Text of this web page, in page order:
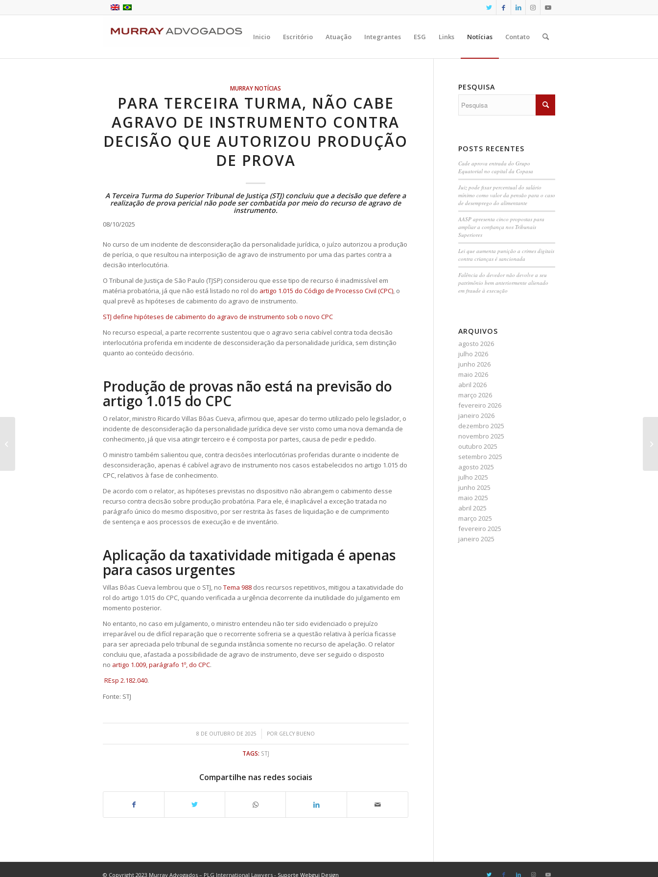
Inicio Escritório Atuação Integrantes ESG Links Notícias Contato
MURRAY NOTÍCIAS
PARA TERCEIRA TURMA, NÃO CABE
AGRAVO DE INSTRUMENTO CONTRA
DECISÃO QUE AUTORIZOU PRODUÇÃO
DE PROVA
A Terceira Turma do Superior Tribunal de Justiça (STJ) concluiu que a decisão que defere a
realização de prova pericial não pode ser combatida por meio do recurso deagravo de
instrumento.
08/10/2025
No curso de um incidente de desconsideração da personalidade jurídica, o juízo autorizou a produção
de perícia, o que resultou na interposição de agravo de instrumento por uma das partes contra a
decisão interlocutória.
O Tribunal de Justiça de São Paulo (TJSP) considerou que esse tipo de recurso é inadmissível em
matéria probatória, já que não está listado no rol do artigo 1.015 do Código de Processo Civil (CPC), o
qual prevê as hipóteses de cabimento do agravo de instrumento.
STJ define hipóteses de cabimento do agravo de instrumento sob o novo CPC
No recurso especial, a parte recorrente sustentou que o agravo seria cabível contra toda decisão
interlocutória proferida em incidente de desconsideração da personalidade jurídica, sem distinção
quanto ao conteúdo decisório.
Produção de provas não está na previsão do
artigo 1.015 do CPC
O relator, ministro Ricardo Villas Bôas Cueva, afirmou que, apesar do termo utilizado pelo legislador, o
incidente de desconsideração da personalidade jurídica deve ser visto como uma nova demanda de
conhecimento, já que visa atingir terceiro e é composta por partes, causa de pedir e pedido.
O ministro também salientou que, contra decisões interlocutórias proferidas durante o incidente de
desconsideração, apenas é cabível agravo de instrumento nos casos estabelecidos no artigo 1.015 do
CPC, relativos à fase de conhecimento.
De acordo com o relator, as hipóteses previstas no dispositivo não abrangem o cabimento desse
recurso contra decisão sobre produção probatória. Para ele, é inaplicável a exceção tratada no
parágrafo único do mesmo dispositivo, por ser restrita às fases de liquidação e de cumprimento
de sentença e aos processos de execução e de inventário.
Aplicação da taxatividade mitigada é apenas
para casos urgentes
Villas Bôas Cueva lembrou que o STJ, no Tema 988 dos recursos repetitivos, mitigou a taxatividade do
rol do artigo 1.015 do CPC, quando verificada a urgência decorrente da inutilidade do julgamento em
momento posterior.
No entanto, no caso em julgamento, o ministro entendeu não ter sido evidenciado o prejuízo
irreparável ou de difícil reparação que o recorrente sofreria se a questão relativa à perícia ficasse
para ser apreciada pelo tribunal de segunda instância somente no recurso de apelação. O relator
concluiu que, afastada a possibilidade de agravo de instrumento, deve ser seguido o disposto
no artigo 1.009, parágrafo 1º, do CPC.
REsp 2.182.040.
Fonte: STJ
8 DE OUTUBRO DE 2025
/ POR GELCY BUENO
TAGS: STJ
Compartilhe nas redes sociais
PESQUISA
POSTS RECENTES
Cade aprova entrada do Grupo
Equatorial no capital da Copasa
Juiz pode fixar percentual do salário
mínimo como valor da pensão para o caso
de desemprego do alimentante
AASP apresenta cinco propostas para
ampliar a confiança nos Tribunais
Superiores
Lei que aumenta punição a crimes digitais
contra crianças é sancionada
Falência do devedor não devolve a seu
patrimônio bem anteriormente alienado
em fraude à execução
ARQUIVOS
agosto 2026
julho 2026
junho 2026
maio 2026
abril 2026
março 2026
fevereiro 2026
janeiro 2026
dezembro 2025
novembro 2025
outubro 2025
setembro 2025
agosto 2025
julho 2025
junho 2025
maio 2025
abril 2025
março 2025
fevereiro 2025
janeiro 2025
© Copyright 2023 Murray Advogados – PLG International Lawyers - Suporte Webgui Design
aumentar mensalidades de idosos